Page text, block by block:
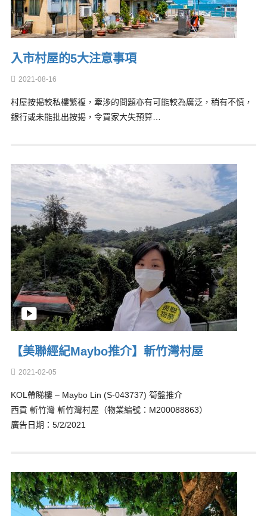
入市村屋的5大注意事項
2021-08-16
村屋按揭較私樓繁複，牽涉的問題亦有可能較為廣泛，稍有不慎，
銀行或未能批出按揭，令買家大失預算…
【美聯經紀Maybo推介】斬竹灣村屋
2021-02-05
KOL帶睇樓 – Maybo Lin (S-043737) 筍盤推介
西貢 斬竹灣 斬竹灣村屋（物業編號：M200088863）
廣告日期：5/2/2021